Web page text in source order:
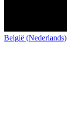
België (Nederlands)